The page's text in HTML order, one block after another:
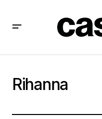
Rihanna